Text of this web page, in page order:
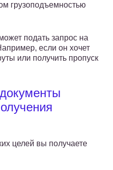
грузоподъемностью
подать запрос на
если он хочет
или получить пропуск
целей вы получаете